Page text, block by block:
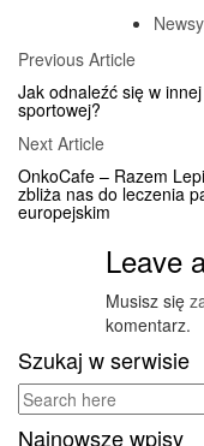
Newsy
Posts
navigation
Previous ArticlePrevious
Article
Jak odnaleźć się w
sportowej?
Next ArticleNext
Article
OnkoCafe – Razem
zbliża nas do leczenia
europejskim
Leave
Musisz się
komentarz.
Szukaj w serwisie
Najnowsze wpisy